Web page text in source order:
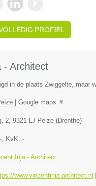
PROFIEL
- Architect
in de plaats Zwiggelte, maar
| Google maps ▼
2, 9321 LJ Peize(Drenthe)
-, KvK: -
Inja - Architect
www.vincentinja-architect.nl